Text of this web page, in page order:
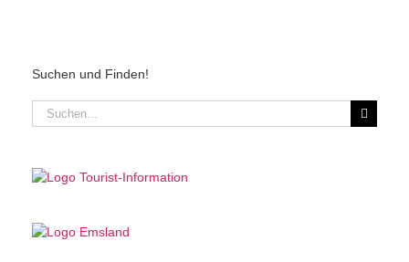
Suchen und Finden!
Suche
nach: